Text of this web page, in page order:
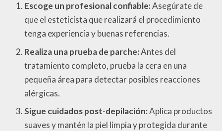
Escoge un profesional confiable:Asegúrate de
que el esteticista que realizará el procedimiento
tenga experiencia y buenas referencias.
Realiza una prueba de parche:Antes del
tratamiento completo, prueba la cera en una
pequeña área para detectar posibles reacciones
alérgicas.
Sigue cuidados post-depilación:Aplica productos
suaves y mantén la piel limpia y protegida durante